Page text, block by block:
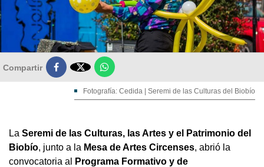
Compartir 
Fotografía: Cedida | Seremi de las Culturas del Biobío
La Seremi de las Culturas, las Artes y el Patrimonio del
Biobío, junto a la Mesa de Artes Circenses, abrió la
convocatoria al
Programa Formativo y de